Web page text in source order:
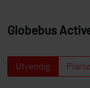
Globebus
Utvendig